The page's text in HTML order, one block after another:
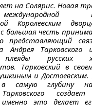
на Солярис. Новая
Королевским
большая честь
представляющий
Андрея Тарковского
русских
Тарковский в
и
самую глубину
это делает